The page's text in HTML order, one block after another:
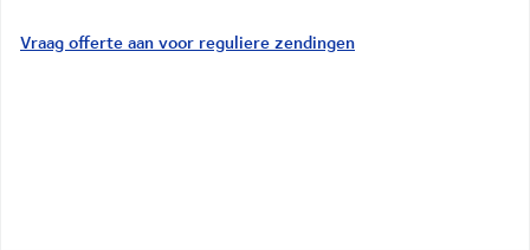
Vraag offerte aan voor reguliere zendingen